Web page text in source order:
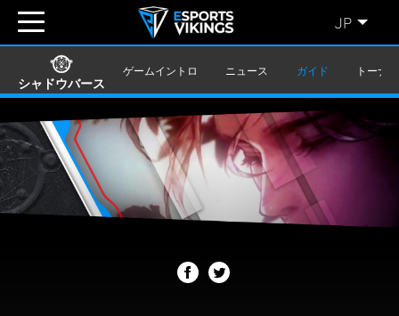
シャドウバース
ゲームイントロ ニュース ガイド トーナ
JP
SVENSKA (SE)
SUOMI (FI)
JAPANESE